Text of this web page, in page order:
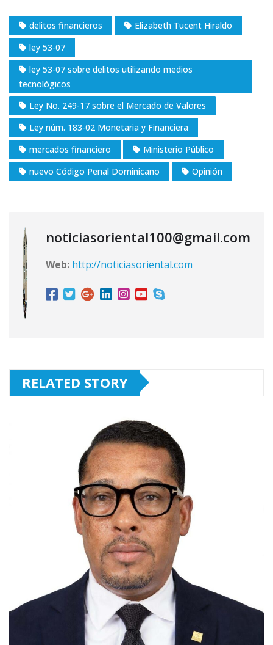
delitos financieros
Elizabeth Tucent Hiraldo
ley 53-07
ley 53-07 sobre delitos utilizando medios
tecnológicos
Ley No. 249-17 sobre el Mercado de Valores
Ley núm. 183-02 Monetaria y Financiera
mercados financiero
Ministerio Público
nuevo Código Penal Dominicano
Opinión
noticiasoriental100@gmail.com
Web: http://noticiasoriental.com
RELATED STORY